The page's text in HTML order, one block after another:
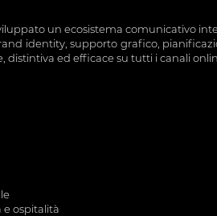
un ecosistema comunicativo
identity, supporto grafico,
ed efficace su tutti i canali
e ospitalità